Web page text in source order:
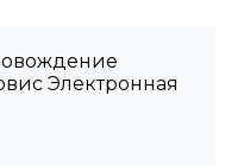
Электронная